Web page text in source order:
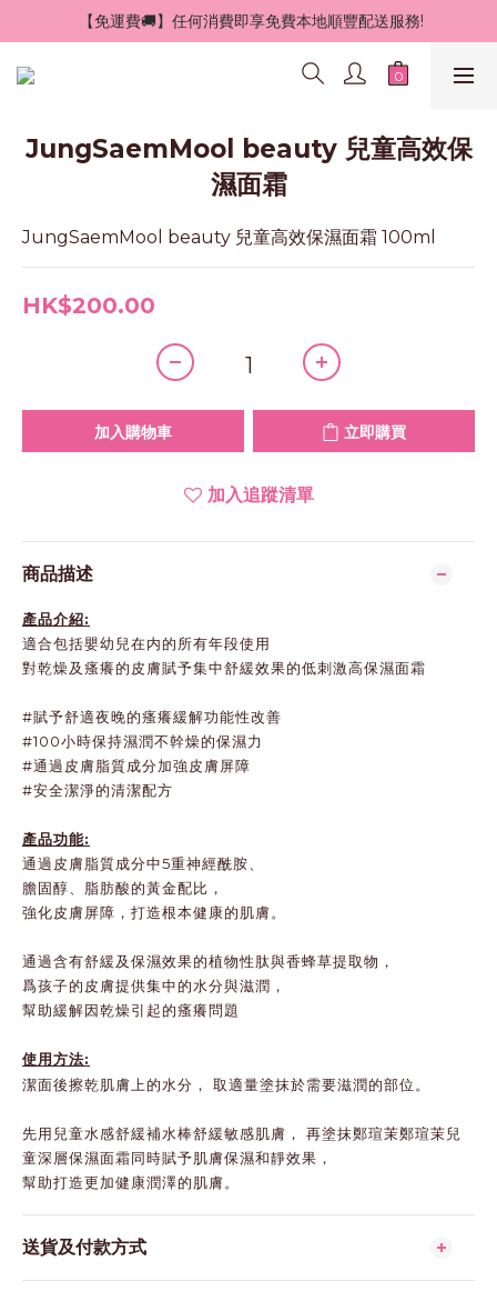
【免運費🚚】任何消費即享免費本地順豐配送服務!
JungSaemMool beauty 兒童高效保
濕面霜
JungSaemMool beauty 兒童高效保濕面霜 100ml
HK$200.00
加入購物車 立即購買
加入追蹤清單
商品描述
產品介紹:
適合包括嬰幼兒在内的所有年段使用
對乾燥及瘙癢的皮膚賦予集中舒緩效果的低刺激高保濕面霜
#賦予舒適夜晚的瘙癢緩解功能性改善
#100小時保持濕潤不幹燥的保濕力
#通過皮膚脂質成分加強皮膚屏障
#安全潔淨的清潔配方
產品功能:
通過皮膚脂質成分中5重神經酰胺、
膽固醇、脂肪酸的黃金配比，
強化皮膚屏障，打造根本健康的肌膚。
通過含有舒緩及保濕效果的植物性肽與香蜂草提取物，
爲孩子的皮膚提供集中的水分與滋潤，
幫助緩解因乾燥引起的瘙癢問題
使用方法:
潔面後擦乾肌膚上的水分， 取適量塗抹於需要滋潤的部位。
先用兒童水感舒緩補水棒舒緩敏感肌膚， 再塗抹鄭瑄茉鄭瑄茉兒
童深層保濕面霜同時賦予肌膚保濕和靜效果，
幫助打造更加健康潤澤的肌膚。
送貨及付款方式